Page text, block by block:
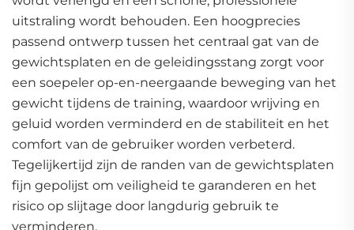
uitstraling wordt behouden. Een hoogprecies
passend ontwerp tussen het centraal gat van de
gewichtsplaten en de geleidingsstang zorgt voor
een soepeler op-en-neergaande beweging van het
gewicht tijdens de training, waardoor wrijving en
geluid worden verminderd en de stabiliteit en het
comfort van de gebruiker worden verbeterd.
Tegelijkertijd zijn de randen van de gewichtsplaten
fijn gepolijst om veiligheid te garanderen en het
risico op slijtage door langdurig gebruik te
verminderen.